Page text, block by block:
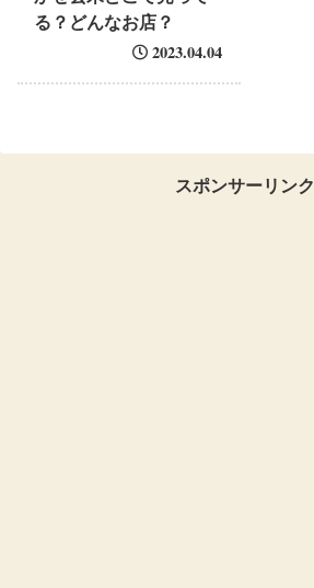
る？どんなお店？
2023.04.04
スポンサーリンク